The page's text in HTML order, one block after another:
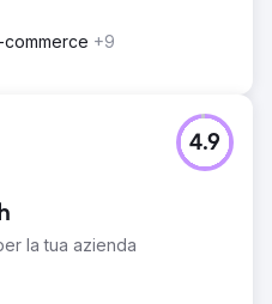
commerce +9
la tua azienda
4.9